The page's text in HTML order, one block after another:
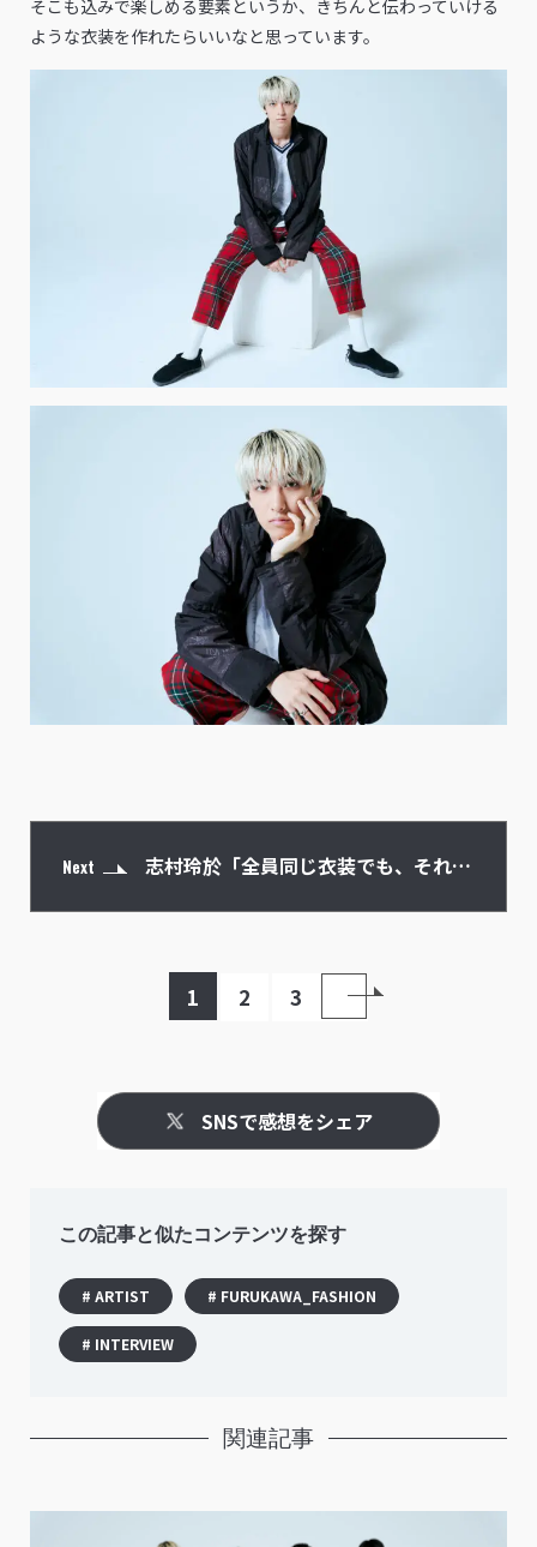
そこも込みで楽しめる要素というか、きちんと伝わっていける
ような衣装を作れたらいいなと思っています。
Next 志村玲於「全員同じ衣装でも、それぞ
1 2 3
SNSで感想をシェア
この記事と似たコンテンツを探す
# ARTIST # FURUKAWA_FASHION
# INTERVIEW
関連記事